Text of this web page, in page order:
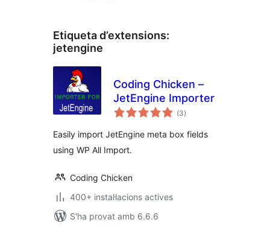
Etiqueta d’extensions:
jetengine
Coding Chicken –
JetEngine Importer
(3puntuacions
totals
)
Easily import JetEngine meta box fields
using WP All Import.
Coding Chicken
400+ instal·lacions actives
S'ha provat amb 6.6.6